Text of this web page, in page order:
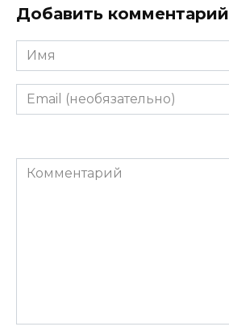
Добавить комментарий
Имя
Email
(необязательно)
Комментарий